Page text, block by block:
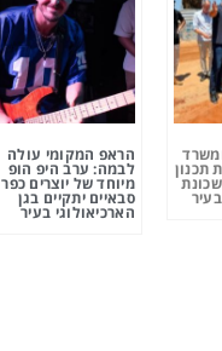
תכנון
הראפ המקומי עולה
לבמה: ערב היפ הופ
מיוחד של יוצרים כפר
סבאיים יתקיים בגן
הארכיאולוגי בעיר